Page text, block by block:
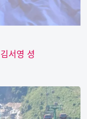
김서영 셩